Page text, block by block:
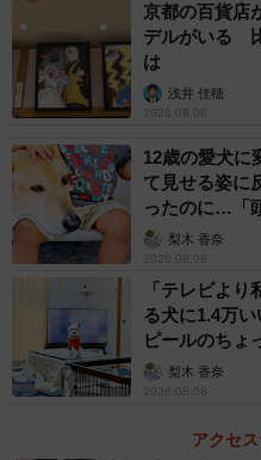
身の部分は水分量が多めのよう（
京都の百貨店
デルがいる
は
浅井 佳穂
2026.08.08
12歳の愛犬
て見せる姿に
ったのに…「
「尊…」
梨木 香奈
2026.08.08
「テレビよ
る犬に1.4万
ピールのちょ
梨木 香奈
2026.08.08
アクセ